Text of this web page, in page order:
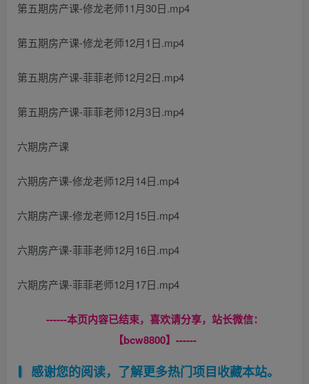
第五期房产课-修龙老师11月30日.mp4
第五期房产课-修龙老师12月1日.mp4
第五期房产课-菲菲老师12月2日.mp4
第五期房产课-菲菲老师12月3日.mp4
六期房产课
六期房产课-修龙老师12月14日.mp4
六期房产课-修龙老师12月15日.mp4
六期房产课-菲菲老师12月16日.mp4
六期房产课-菲菲老师12月17日.mp4
------本页内容已结束，喜欢请分享，站长微信：
【bcw8800】------
感谢您的阅读，了解更多热门项目收藏本站。